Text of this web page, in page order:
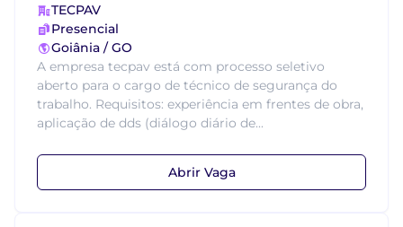
TECPAV
Presencial
Goiânia / GO
A empresa tecpav está com processo seletivo
aberto para o cargo de técnico de segurança do
trabalho. Requisitos: experiência em frentes de obra,
aplicação de dds (diálogo diário de...
Abrir Vaga